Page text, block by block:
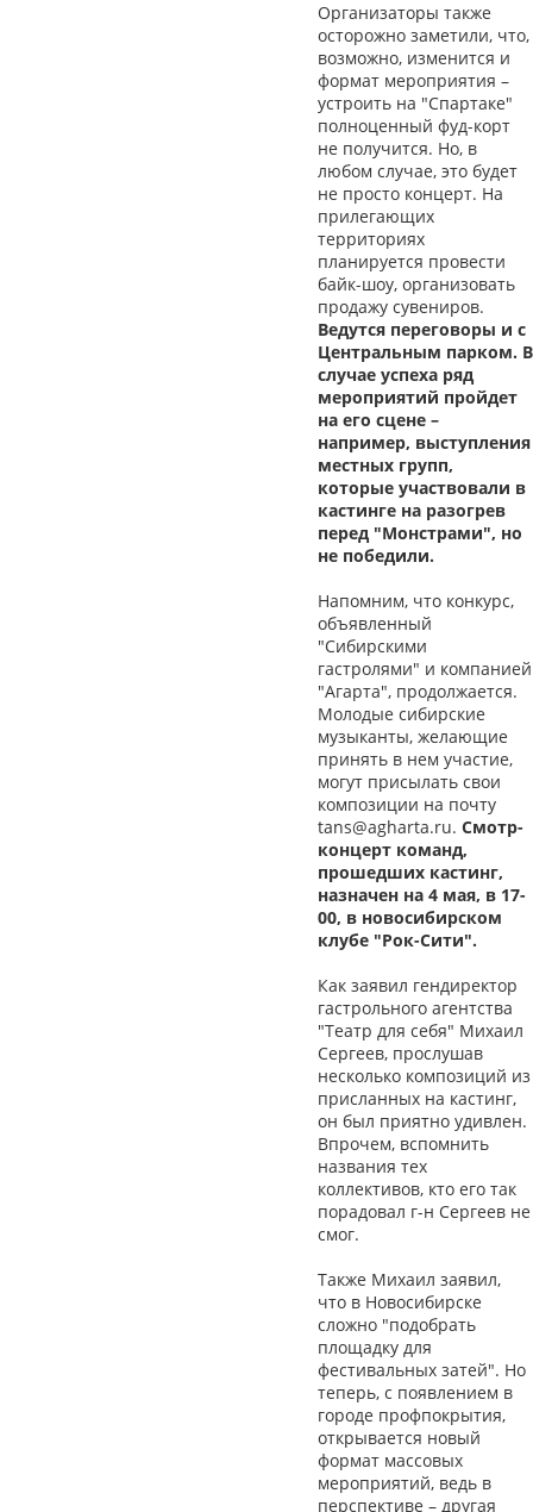
Организаторы также
осторожно заметили, что,
возможно, изменится и
формат мероприятия –
устроить на "Спартаке"
полноценный фуд-корт
не получится. Но, в
любом случае, это будет
не просто концерт. На
прилегающих
территориях
планируется провести
байк-шоу, организовать
продажу сувениров.
Ведутся переговоры и с
Центральным парком. В
случае успеха ряд
мероприятий пройдет
на его сцене –
например, выступления
местных групп,
которые участвовали в
кастинге на разогрев
перед "Монстрами", но
не победили.
Напомним, что конкурс,
объявленный
"Сибирскими
гастролями" и компанией
"Агарта", продолжается.
Молодые сибирские
музыканты, желающие
принять в нем участие,
могут присылать свои
композиции на почту
tans@agharta.ru. Смотр-
концерт команд,
прошедших кастинг,
назначен на 4 мая, в 17-
00, в новосибирском
клубе "Рок-Сити".
Как заявил гендиректор
гастрольного агентства
"Театр для себя" Михаил
Сергеев, прослушав
несколько композиций из
присланных на кастинг,
он был приятно удивлен.
Впрочем, вспомнить
названия тех
коллективов, кто его так
порадовал г-н Сергеев не
смог.
Также Михаил заявил,
что в Новосибирске
сложно "подобрать
площадку для
фестивальных затей". Но
теперь, с появлением в
городе профпокрытия,
открывается новый
формат массовых
мероприятий, ведь в
перспективе – другая